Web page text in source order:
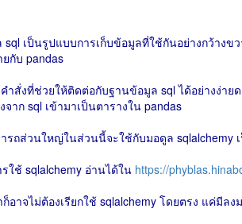
เป็นรูปแบบการเก็บข้อมูลที่ใช้กันอย่างกว้าง
กับ pandas
ำสั่งที่ช่วยให้ติดต่อกับฐานข้อมูล sql ได้อย่างง่าย
จาก sql เข้ามาเป็นตารางใน pandas
รถส่วนใหญ่ในส่วนนี้จะใช้กับมอดูล sqlalchemy
รใช้ sqlalchemy อ่านได้ใน https://
ก็อาจไม่ต้องเรียกใช้ sqlalchemy โดยตรง แค่มี